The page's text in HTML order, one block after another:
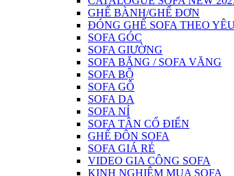
GHẾ BÀNH/GHẾ ĐƠN
ĐÓNG GHẾ SOFA THEO
SOFA GÓC
SOFA GIƯỜNG
SOFA BĂNG / SOFA VĂNG
SOFA BỘ
SOFA GỖ
SOFA DA
SOFA NỈ
SOFA TÂN CỔ ĐIỂN
GHẾ ĐÔN SOFA
SOFA GIÁ RẺ
VIDEO GIA CÔNG SOFA
KINH NGHIỆM MUA SOFA